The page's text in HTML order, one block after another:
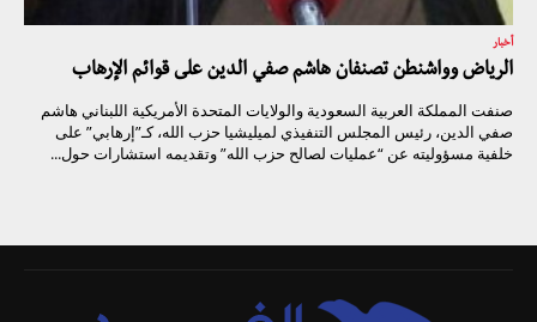
أخبار
الرياض وواشنطن تصنفان هاشم صفي الدين على قوائم الإرهاب
صنفت المملكة العربية السعودية والولايات المتحدة الأمريكية اللبناني هاشم
صفي الدين، رئيس المجلس التنفيذي لميليشيا حزب الله، كـ”إرهابي” على
خلفية مسؤوليته عن “عمليات لصالح حزب الله” وتقديمه استشارات حول...